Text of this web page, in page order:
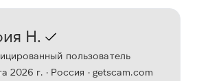
Н.
пользователь
2026 г. · Россия · getscam.com